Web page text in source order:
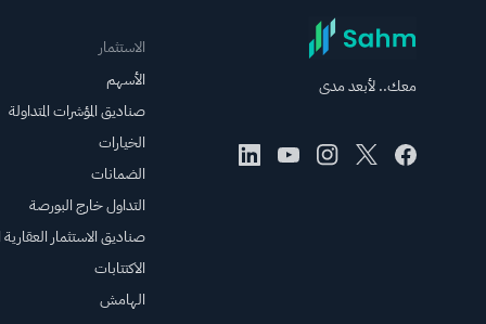
معك.. لأبعد مدى
الاستثمار
الأسهم
صناديق المؤشرات المتداولة
الخيارات
الضمانات
التداول خارج البورصة
صناديق الاستثمار العقارية
الاكتتابات
الهامش